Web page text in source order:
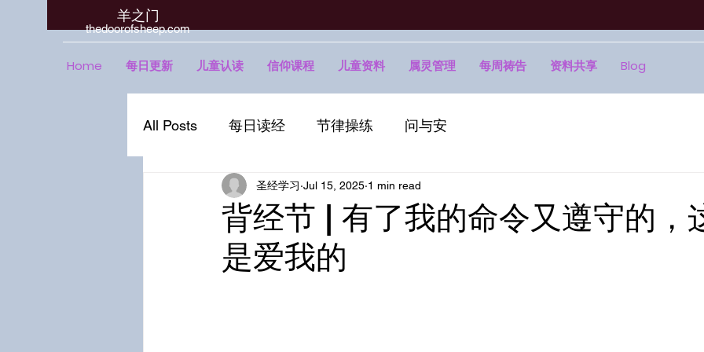
羊之门
​thedoorofsheep.com
Home 每日更新 儿童认读 信仰课程 儿童资料 属灵管理 每周祷告 资料共享 Blog
All Posts 每日读经 节律操练 问与安
背经节 | 有了我的命令又遵守的，
是爱我的
圣经学习 Jul 15, 2025 1 min read